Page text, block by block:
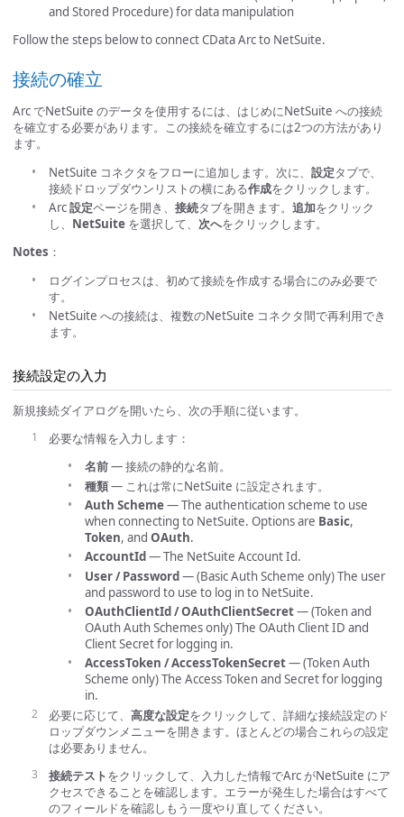
and Stored Procedure) for data manipulation
Follow the steps below to connect CData Arc to NetSuite.
接続の確立
Arc でNetSuite のデータを使用するには、はじめにNetSuite への接続
を確立する必要があります。この接続を確立するには2つの方法があり
ます。
NetSuite コネクタをフローに追加します。次に、 設定タブで、
接続ドロップダウンリストの横にある作成をクリックします。
Arc設定ページを開き、 接続タブを開きます。 追加をクリック
し、 NetSuite を選択して、 次へをクリックします。
Notes ：
ログインプロセスは、初めて接続を作成する場合にのみ必要で
す。
NetSuite への接続は、複数のNetSuite コネクタ間で再利用でき
ます。
接続設定の入力
新規接続ダイアログを開いたら、次の手順に従います。
必要な情報を入力します：
名前— 接続の静的な名前。
種類— これは常にNetSuite に設定されます。
Auth Scheme— The authentication scheme to use
when connecting to NetSuite. Options are Basic,
Token, and OAuth.
AccountId — The NetSuite Account Id.
User / Password— (Basic Auth Scheme only) The user
and password to use to log in to NetSuite.
OAuthClientId / OAuthClientSecret— (Token and
OAuth Auth Schemes only) The OAuth Client ID and
Client Secret for logging in.
AccessToken / AccessTokenSecret— (Token Auth
Scheme only) The Access Token and Secret for logging
in.
必要に応じて、 高度な設定をクリックして、詳細な接続設定のド
ロップダウンメニューを開きます。ほとんどの場合これらの設定
は必要ありません。
接続テストをクリックして、入力した情報でArc がNetSuite にア
クセスできることを確認します。エラーが発生した場合はすべて
のフィールドを確認しもう一度やり直してください。